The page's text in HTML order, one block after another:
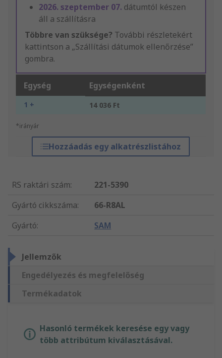
2026. szeptember 07. dátumtól készen
áll a szállításra
Többre van szüksége? További részletekért
kattintson a „Szállítási dátumok ellenőrzése”
gombra.
Egység Egységenként
1 + 14 036 Ft
*irányár
Hozzáadás egy alkatrészlistához
RS raktári szám:
221-5390
Gyártó cikkszáma:
66-R8AL
Gyártó: SAM
Jellemzők
Engedélyezés és megfelelőség
Termékadatok
Hasonló termékek keresése egy vagy
több attribútum kiválasztásával.